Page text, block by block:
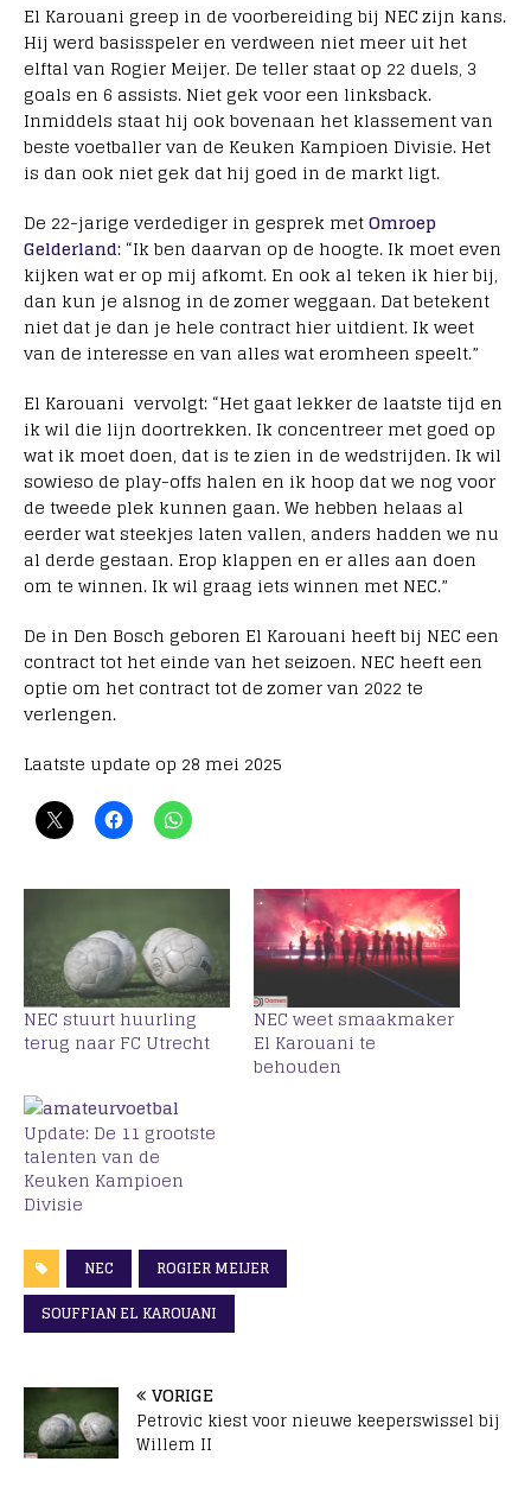
El Karouani greep in de voorbereiding bij NEC zijn kans.
Hij werd basisspeler en verdween niet meer uit het
elftal van Rogier Meijer. De teller staat op 22 duels, 3
goals en 6 assists. Niet gek voor een linksback.
Inmiddels staat hij ook bovenaan het klassement van
beste voetballer van de Keuken Kampioen Divisie. Het
is dan ook niet gek dat hij goed in de markt ligt.
De 22-jarige verdediger in gesprek metOmroep
Gelderland: “Ik ben daarvan op de hoogte. Ik moet even
kijken wat er op mij afkomt. En ook al teken ik hier bij,
dan kun je alsnog in de zomer weggaan. Dat betekent
niet dat je dan je hele contract hier uitdient. Ik weet
van de interesse en van alles wat eromheen speelt.”
El Karouani vervolgt: “Het gaat lekker de laatste tijd en
ik wil die lijn doortrekken. Ik concentreer met goed op
wat ik moet doen, dat is te zien in de wedstrijden. Ik wil
sowieso de play-offs halen en ik hoop dat we nog voor
de tweede plek kunnen gaan. We hebben helaas al
eerder wat steekjes laten vallen, anders hadden we nu
al derde gestaan. Erop klappen en er alles aan doen
om te winnen. Ik wil graag iets winnen met NEC.”
De in Den Bosch geboren El Karouani heeft bij NEC een
contract tot het einde van het seizoen. NEC heeft een
optie om het contract tot de zomer van 2022 te
verlengen.
Laatste update op 28 mei 2025
NEC stuurt huurling
terug naar FC Utrecht
NEC weet smaakmaker
El Karouani te
behouden
Update: De 11 grootste
talenten van de
Keuken Kampioen
Divisie
NEC
ROGIER MEIJER
SOUFFIAN EL KAROUANI
VORIGE
Petrovic kiest voor nieuwe keeperswissel bij
Willem II